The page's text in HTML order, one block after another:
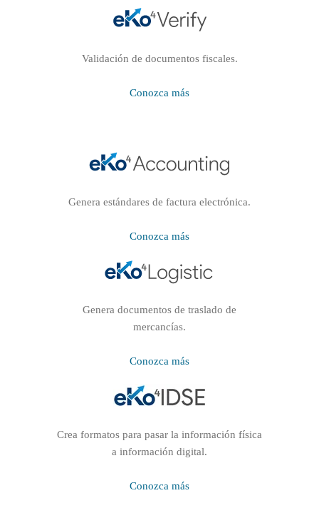
Validación de documentos fiscales.
Conozca más
Genera estándares de factura electrónica.
Conozca más
Genera documentos de traslado de
mercancías.
Conozca más
Crea formatos para pasar la información física
a información digital.
Conozca más